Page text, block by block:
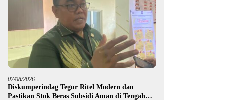
07/08/2026
Diskumperindag Tegur Ritel Modern dan
Pastikan Stok Beras Subsidi Aman di Tengah